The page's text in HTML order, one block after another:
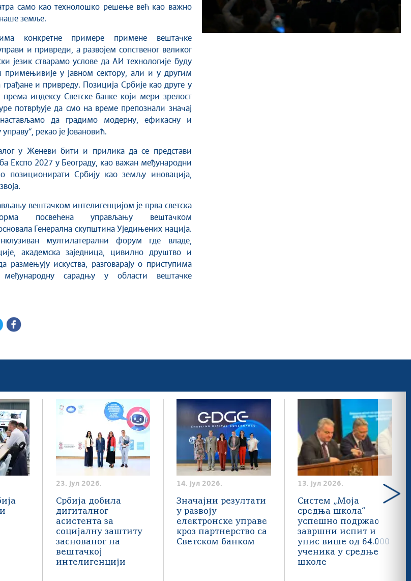
само као технолошко решење већ као важно
наше земље.
конкретне примере примене вештачке
и привреди, а развојем сопственог великог
језик стварамо услове да АИ технологије буду
примењивије у јавном сектору, али и у другим
грађане и привреду. Позиција Србије као друге у
индексу Светске банке који мери зрелост
потврђује да смо на време препознали значај
да градимо модерну, ефикасну и
рекао је Јовановић.
у Женеви бити и прилика да се представи
Експо 2027 у Београду, као важан међународни
позиционирати Србију као земљу иновација,
вештачком интелигенцијом је прва светска
посвећена управљању вештачком
Генерална скупштина Уједињених нација.
мултилатерални форум где владе,
академска заједница, цивилно друштво и
размењују искуства, разговарају о приступима
сарадњу у области вештачке
23. јул 2026.
Србија добила
дигиталног
асистента за
социјалну заштиту
заснованог на
вештачкој
интелигенцији
14. јул 2026.
Значајни резултати
у развоју
електронске управе
кроз партнерство са
Светском банком
13. јул 2026.
Систем „Моја
средња школа“
успешно подржао
завршни испит и
упис више од 64.000
ученика у средње
школе